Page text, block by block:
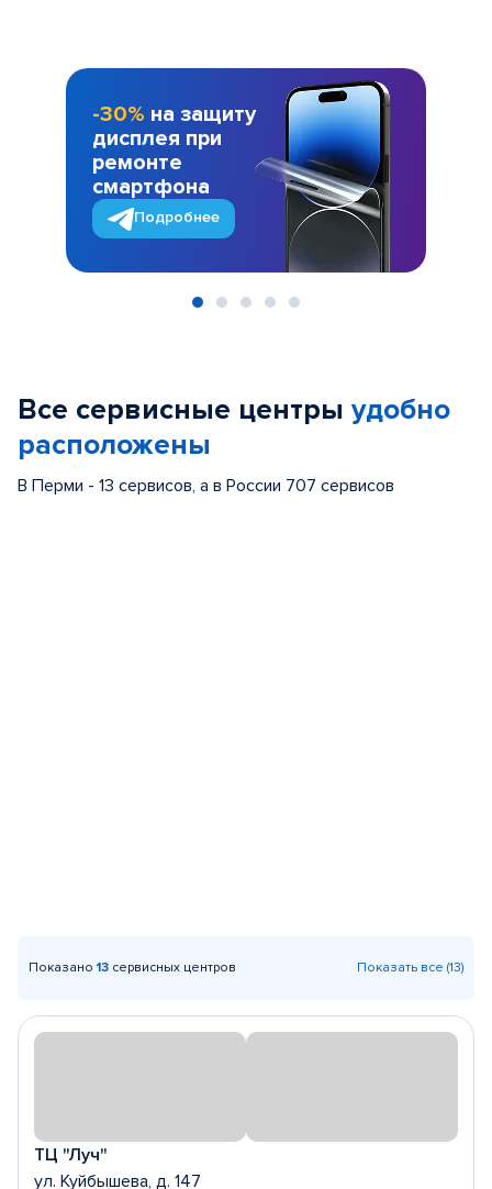
-30% на защиту
дисплея при
ремонте
смартфона
Подробнее
Все сервисные центры удобно
расположены
В Перми - 13 сервисов, а в России 707 сервисов
Показано 13 сервисных центров Показать все (13)
ТЦ "Луч"
ул. Куйбышева, д. 147